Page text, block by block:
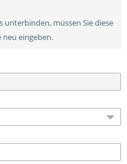
unterbinden, müssen Sie diese
neu eingeben.